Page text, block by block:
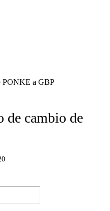
PONKE a GBP
de cambio de